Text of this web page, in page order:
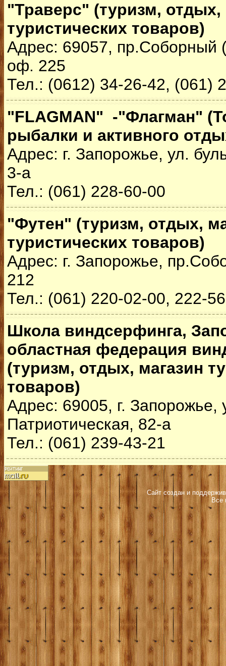
"Траверс" (туризм, отдых,
туристических товаров)
Адрес: 69057, пр.Соборный
оф. 225
Тел.: (0612) 34-26-42, (061)
"FLAGMAN" -"Флагман"
рыбалки и активного
Адрес: г. Запорожье, ул.
3-а
Тел.: (061) 228-60-00
"Футен" (туризм, отдых,
туристических товаров)
Адрес: г. Запорожье,
212
Тел.: (061) 220-02-00, 222-
Школа виндсерфинга,
областная федерация
(туризм, отдых, магазин
товаров)
Адрес: 69005, г. Запорожье,
Патриотическая, 82-а
Тел.: (061) 239-43-21
Сайт создан и
Все